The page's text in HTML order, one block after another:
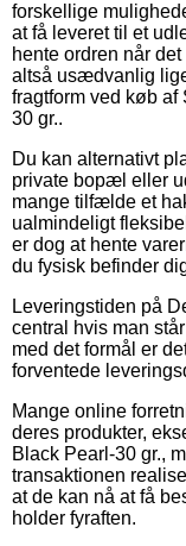
forskellige
at få leveret til et
hente ordren når
altså usædvanlig
fragtform ved køb
30 gr..
Du kan alternativt
private bopæl eller
mange tilfælde et
ualmindeligt
er dog at hente
du fysisk befinder
Leveringstiden på
central hvis man
med det formål er
forventede
Mange online
deres produkter,
Black Pearl-30 gr.,
transaktionen
at de kan nå at få
holder fyraften.